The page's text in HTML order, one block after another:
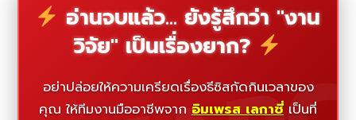
อ่านจบแล้ว... ยังรู้สึกว่า "งาน
วิจัย" เป็นเรื่องยาก?
อย่าปล่อยให้ความเครียดเรื่องธีซิสกัดกินเวลาของ
คุณ ให้ทีมงานมืออาชีพจาก อิมเพรส เลกาซี่ เป็นที่